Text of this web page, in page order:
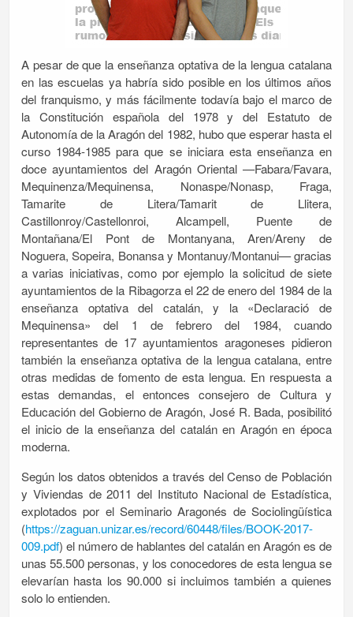
A pesar de que la enseñanza optativa de la lengua catalana
en las escuelas ya habría sido posible en los últimos años
del franquismo, y más fácilmente todavía bajo el marco de
la Constitución española del 1978 y del Estatuto de
Autonomía de la Aragón del 1982, hubo que esperar hasta el
curso 1984-1985 para que se iniciara esta enseñanza en
doce ayuntamientos del Aragón Oriental —Fabara/Favara,
Mequinenza/Mequinensa, Nonaspe/Nonasp, Fraga,
Tamarite de Litera/Tamarit de Llitera,
Castillonroy/Castellonroi, Alcampell, Puente de
Montañana/El Pont de Montanyana, Aren/Areny de
Noguera, Sopeira, Bonansa y Montanuy/Montanui— gracias
a varias iniciativas, como por ejemplo la solicitud de siete
ayuntamientos de la Ribagorza el 22 de enero del 1984 de la
enseñanza optativa del catalán, y la «Declaració de
Mequinensa» del 1 de febrero del 1984, cuando
representantes de 17 ayuntamientos aragoneses pidieron
también la enseñanza optativa de la lengua catalana, entre
otras medidas de fomento de esta lengua. En respuesta a
estas demandas, el entonces consejero de Cultura y
Educación del Gobierno de Aragón, José R. Bada, posibilitó
el inicio de la enseñanza del catalán en Aragón en época
moderna.
Según los datos obtenidos a través del Censo de Población
y Viviendas de 2011 del Instituto Nacional de Estadística,
explotados por el Seminario Aragonés de Sociolingüística
(https://zaguan.unizar.es/record/60448/files/BOOK-2017-
009.pdf) el número de hablantes del catalán en Aragón es de
unas 55.500 personas, y los conocedores de esta lengua se
elevarían hasta los 90.000 si incluimos también a quienes
solo lo entienden.